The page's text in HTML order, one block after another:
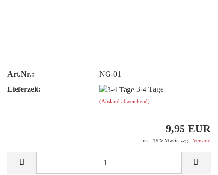
Art.Nr.:
NG-01
Lieferzeit:
3-4 Tage
(Ausland abweichend)
9,95 EUR
inkl. 19% MwSt. zzgl. Versand